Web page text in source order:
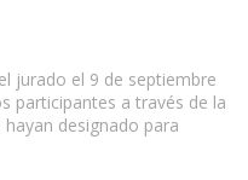
jurado el 9 de septiembre
participantes a través de la
designado para